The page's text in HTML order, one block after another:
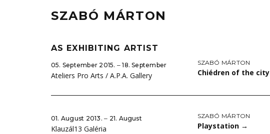
SZABÓ MÁRTON
AS EXHIBITING ARTIST
05. September 2015. ‒ 18. September
Ateliers Pro Arts / A.P.A. Gallery
SZABÓ MÁRTON
Chiédren of the city
01. August 2013. ‒ 21. August
Klauzál13 Galéria
SZABÓ MÁRTON
Playstation →